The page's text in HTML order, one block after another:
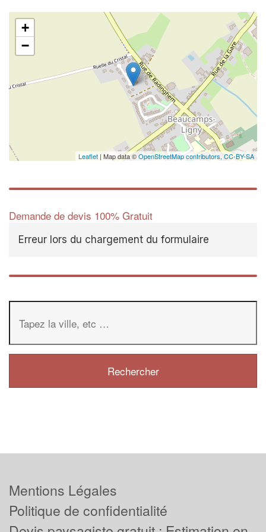
+
−
Leaflet | Map data ©OpenStreetMap contributors,CC-BY-SA
Demande de devis 100% Gratuit
Erreur lors du chargement du formulaire
Mentions Légales
Politique de confidentialité